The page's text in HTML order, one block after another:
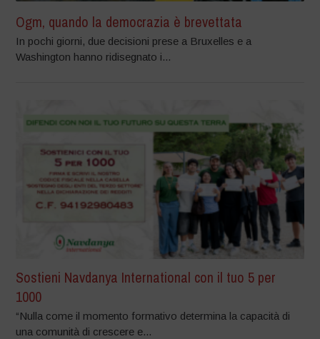
Ogm, quando la democrazia è brevettata
In pochi giorni, due decisioni prese a Bruxelles e a
Washington hanno ridisegnato i...
Sostieni Navdanya International con il tuo 5 per
1000
“Nulla come il momento formativo determina la capacità di
una comunità di crescere e...